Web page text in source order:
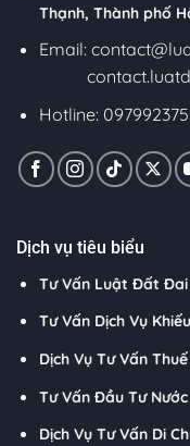
Thạnh, Thành phố
Email:
Hotline:
Dịch vụ tiêu biểu
Tư Vấn Luật Đất Đai
Tư Vấn Dịch Vụ
Dịch Vụ Tư Vấn Thuế
Tư Vấn Đầu Tư
Dịch Vụ Tư Vấn Di